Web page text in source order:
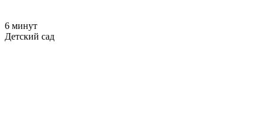
6 минут
Детский сад